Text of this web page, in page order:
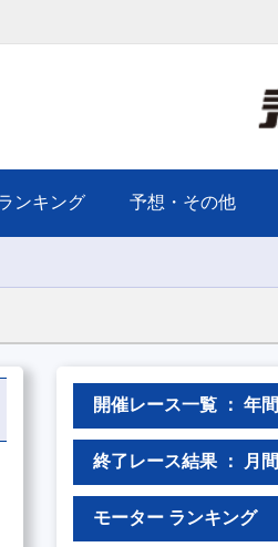
ンキング 予想・その他
開催レース一覧 ： 年間
終了レース結果 ： 月間
モーター ランキング